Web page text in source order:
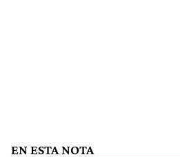
EN ESTA NOTA